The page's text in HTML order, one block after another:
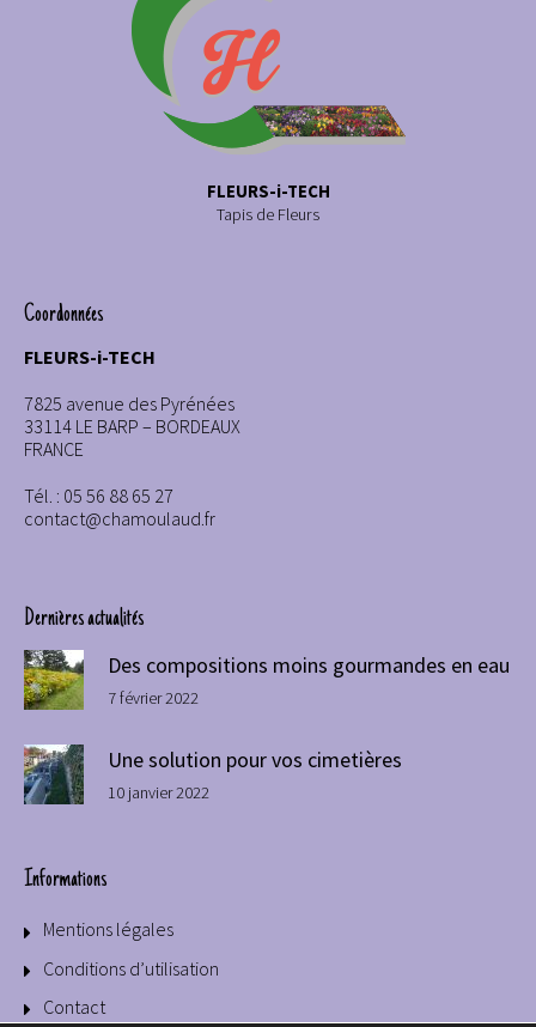
FLEURS-i-TECH
Tapis de Fleurs
Coordonnées
FLEURS-i-TECH
7825 avenue des Pyrénées
33114 LE BARP – BORDEAUX
FRANCE
Tél. : 05 56 88 65 27
contact@chamoulaud.fr
Dernières actualités
Des compositions moins gourmandes en eau
7 février 2022
Une solution pour vos cimetières
10 janvier 2022
Informations
Mentions légales
Conditions d’utilisation
Contact